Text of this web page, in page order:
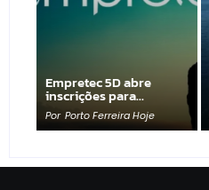
Empretec 5D abre
inscrições para…
Por Porto Ferreira Hoje